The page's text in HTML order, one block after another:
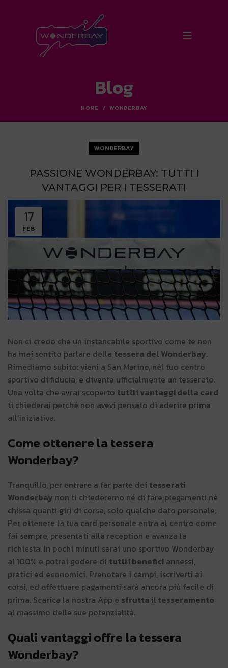
Blog
HOME WONDERBAY
WONDERBAY
PASSIONE WONDERBAY: TUTTI I
VANTAGGI PER I TESSERATI
17
FEB
Non ci credo che un instancabile sportivo come te non
ha mai sentito parlare della tessera del Wonderbay.
Rimediamo subito: vieni a San Marino, nel tuo centro
sportivo di fiducia, e diventa ufficialmente un tesserato.
Una volta che avrai scoperto tutti i vantaggi della card
ti chiederai perché non avevi pensato di aderire prima
all’iniziativa.
Come ottenere la tessera
Wonderbay?
Tranquillo, per entrare a far parte dei tesserati
Wonderbay non ti chiederemo né di fare piegamenti né
chissà quanti giri di corsa, solo qualche dato personale.
Per ottenere la tua card personale entra al centro come
fai sempre, presentati alla reception e avanza la
richiesta. In pochi minuti sarai uno sportivo Wonderbay
al 100% e potrai godere di tutti i benefici annessi,
pratici ed economici. Prenotare i campi, iscriverti ai
corsi, ed effettuare pagamenti sarà ancora più facile di
prima. Scarica la nostra App e sfrutta il tesseramento
al massimo delle sue potenzialità.
Quali vantaggi offre la tessera
Wonderbay?